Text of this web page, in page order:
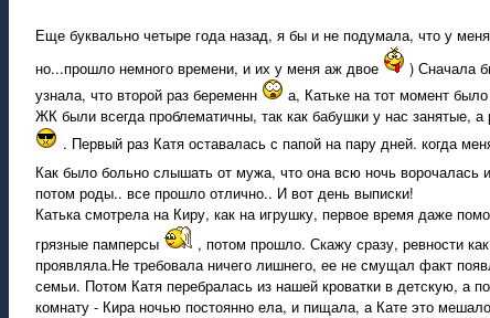
Еще буквально четыре года назад, я бы и не подумала, что у
но...прошло немного времени, и их у меня аж двое
) Сначала
узнала, что второй раз беременн
а, Катьке на тот момент
ЖК были всегда проблематичны, так как бабушки у нас занятые, а
. Первый раз Катя оставалась с папой на пару дней. когда
Как было больно слышать от мужа, что она всю ночь ворочалась
потом роды.. все прошло отлично.. И вот день выписки!
Катька смотрела на Киру, как на игрушку, первое время даже
грязные памперсы
, потом прошло. Скажу сразу, ревности
проявляла.Не требовала ничего лишнего, ее не смущал факт
семьи. Потом Катя перебралась из нашей кроватки в детскую, а
комнату - Кира ночью постоянно ела, и пищала, а Кате это